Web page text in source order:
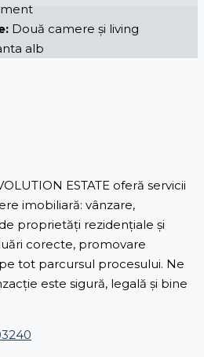
Două camere și living
alb
ESTATE oferă servicii
imobiliară: vânzare,
proprietăți rezidențiale și
corecte, promovare
tot parcursul procesului. Ne
este sigură, legală și bine